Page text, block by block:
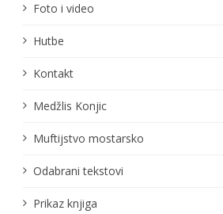
Foto i video
Hutbe
Kontakt
Medžlis Konjic
Muftijstvo mostarsko
Odabrani tekstovi
Prikaz knjiga